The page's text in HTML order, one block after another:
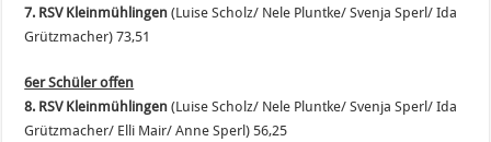
7. RSV Kleinmühlingen (Luise Scholz/ Nele Pluntke/ Svenja Sperl/ Ida
Grützmacher) 73,51
6er Schüler offen
8. RSV Kleinmühlingen (Luise Scholz/ Nele Pluntke/ Svenja Sperl/ Ida
Grützmacher/ Elli Mair/ Anne Sperl) 56,25